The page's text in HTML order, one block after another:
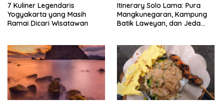
7 Kuliner Legendaris
Yogyakarta yang Masih
Ramai Dicari Wisatawan
Itinerary Solo Lama: Pura
Mangkunegaran, Kampung
Batik Laweyan, dan Jeda